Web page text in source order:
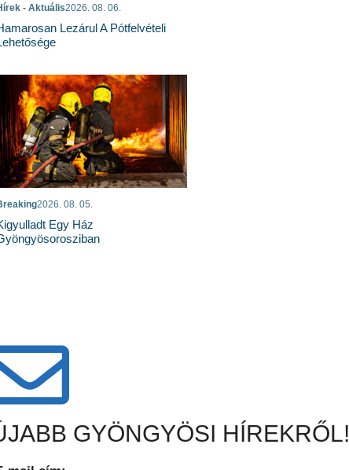
- Aktuális2026. 08. 06.
Lezárul A Pótfelvételi
2026. 08. 05.
Egy Ház
GYÖNGYÖSI HÍREKRŐL!